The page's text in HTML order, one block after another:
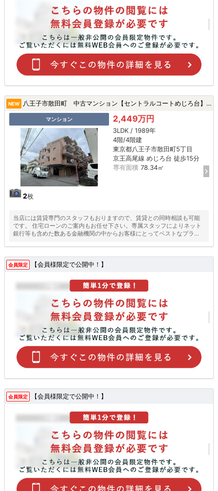
NEW 八王子市散田町 中古マンション【セントラルコートめじろ台】★めじろ台駅・新規リフォーム・三方角部屋★|八王子市散田町5丁目の中古マンション
マンション
2枚
2,449万円
3LDK / 1989年
4階/4階建
東京都八王子市散田町5丁目
京王高尾線 めじろ台 徒歩15分
専有面積 78.34㎡
当店には賃貸専門のスタッフもおりますので、賃貸との同時相談も可能
です。 住宅ローンのご案内もお任せ下さい。専属スタッフによりネット
銀行等も含めた数ある金融機関の中からお客様にとってベストなプラン
会員限定 【会員様限定で公開中！】
会員限定 【会員様限定で公開中！】